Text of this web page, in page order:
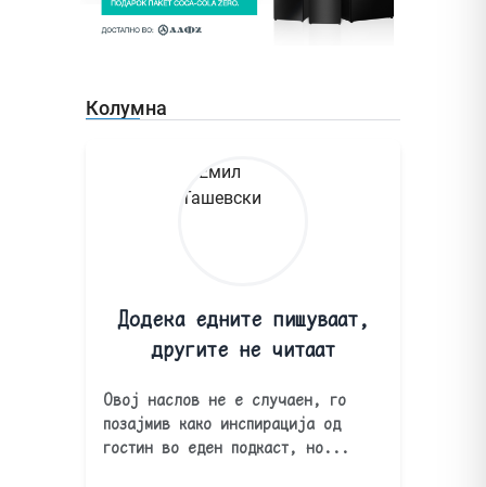
Колумна
Додека едните пишуваат,
другите не читаат
Овој наслов не е случаен, го
позајмив како инспирација од
гостин во еден подкаст, но...